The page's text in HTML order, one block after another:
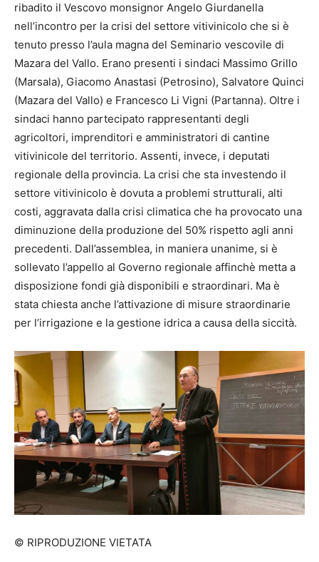
ribadito il Vescovo monsignor Angelo Giurdanella
nell’incontro per la crisi del settore vitivinicolo che si è
tenuto presso l’aula magna del Seminario vescovile di
Mazara del Vallo. Erano presenti i sindaci Massimo Grillo
(Marsala), Giacomo Anastasi (Petrosino), Salvatore Quinci
(Mazara del Vallo) e Francesco Li Vigni (Partanna). Oltre i
sindaci hanno partecipato rappresentanti degli
agricoltori, imprenditori e amministratori di cantine
vitivinicole del territorio. Assenti, invece, i deputati
regionale della provincia. La crisi che sta investendo il
settore vitivinicolo è dovuta a problemi strutturali, alti
costi, aggravata dalla crisi climatica che ha provocato una
diminuzione della produzione del 50% rispetto agli anni
precedenti. Dall’assemblea, in maniera unanime, si è
sollevato l’appello al Governo regionale affinchè metta a
disposizione fondi già disponibili e straordinari. Ma è
stata chiesta anche l’attivazione di misure straordinarie
per l’irrigazione e la gestione idrica a causa della siccità.
© RIPRODUZIONE VIETATA